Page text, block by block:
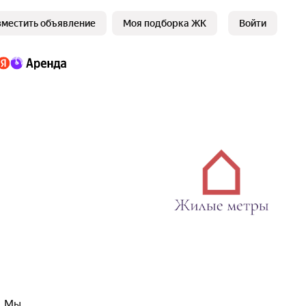
объявление Моя подборка ЖК Войти